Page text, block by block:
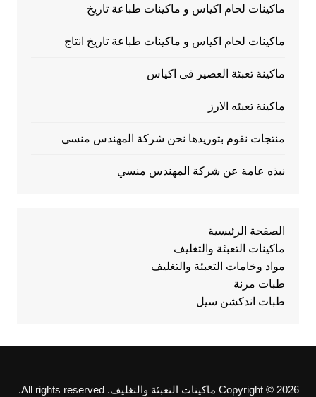
ماكينات لحام اكياس و ماكينات طباعة تاريخ
ماكينات لحام اكياس و ماكينات طباعة تاريخ انتاج
ماكينة تعبئة العصير فى اكياس
ماكينة تعبئه الارز
منتجات نقوم بتوريدها نحن شركة المهندس منسى
نبذه عامة عن شركة المهندس منسي
الصفحة الرئيسية
ماكينات التعبئة والتغليف
مواد وخامات التعبئة والتغليف
طبات مرنة
طبات اندكشن سيل
Copyright © 2026 ماكينات التعبئة والتغليف. All rights reserved.